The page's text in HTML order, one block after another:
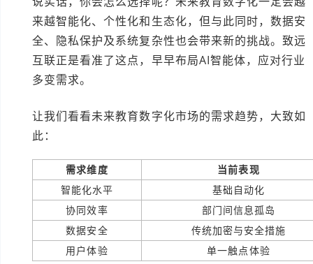
来越智能化、个性化和生态化，但与此同时，数据安
全、隐私保护及系统复杂性也会带来新的挑战。致远
互联正是看准了这点，早早布局AI智能体，应对行业
多变需求。
让我们看看未来教育数字化市场的需求趋势，大致如
此：
需求维度
当前表现
智能化水平
基础自动化
协同效率
部门间信息孤岛
数据安全
传统加密与安全措施
用户体验
单一触点体验